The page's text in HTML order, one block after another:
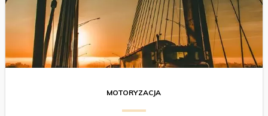
MOTORYZACJA